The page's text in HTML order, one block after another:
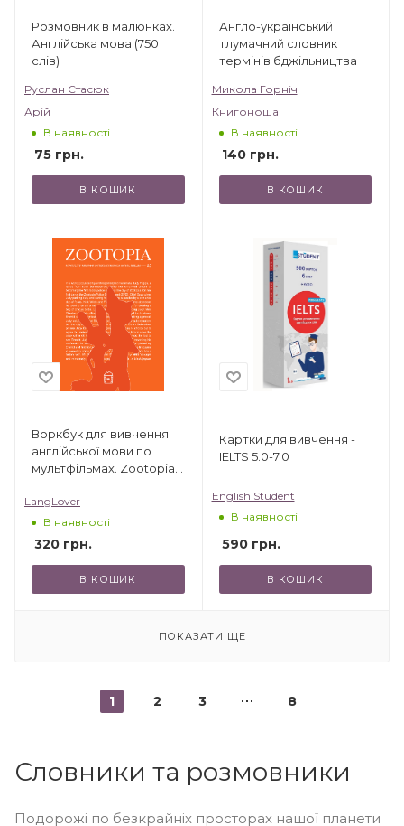
Розмовник в малюнках.
Англійська мова (750
слів)
Руслан Стасюк
Арій
В наявності
75 грн.
В КОШИК
Англо-український
тлумачний словник
термінів бджільництва
Микола Горніч
Книгоноша
В наявності
140грн.
В КОШИК
Воркбук для вивчення
англійської мови по
мультфільмах. Zootopia
LangLover
В наявності
320 грн.
В КОШИК
Картки для вивчення -
IELTS 5.0-7.0
English Student
В наявності
590грн.
В КОШИК
ПОКАЗАТИ ЩЕ
1 2 3 8
Словники та розмовники
Подорожі по безкрайніх просторах нашої планети